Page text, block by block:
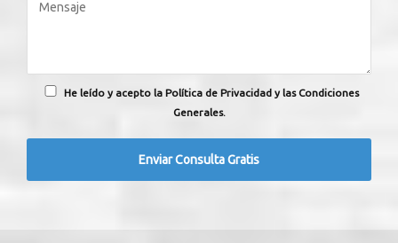
He leído y acepto la Política de Privacidad y las Condiciones
Generales.